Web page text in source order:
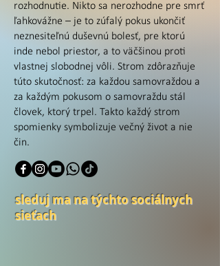
rozhodnutie. Nikto sa nerozhodne pre smrť
ľahkovážne – je to zúfalý pokus ukončiť
neznesiteľnú duševnú bolesť, pre ktorú
inde nebol priestor, a to väčšinou proti
vlastnej slobodnej vôli. Strom zdôrazňuje
túto skutočnosť: za každou samovraždou a
za každým pokusom o samovraždu stál
človek, ktorý trpel. Takto každý strom
spomienky symbolizuje večný život a nie
čin.
sleduj ma na týchto sociálnych
sieťach